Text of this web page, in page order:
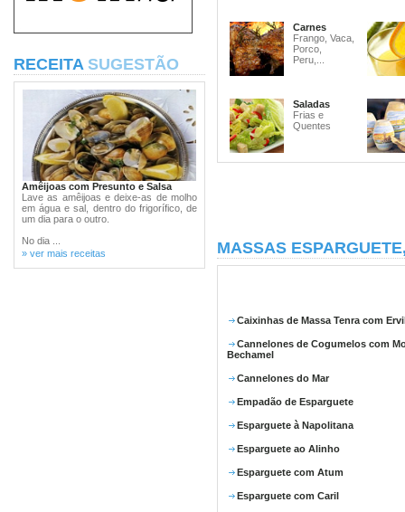
RECEITA SUGESTÃO
Amêijoas com Presunto e Salsa
Lave as amêijoas e deixe-as de molho
em água e sal, dentro do frigorífico, de
um dia para o outro.
No dia ...
» ver mais receitas
Carnes
Frango, Vaca,
Porco,
Peru,...
Saladas
Frias e
Quentes
MASSAS
Caixinhas de Massa Tenra com
Cannelones de Cogumelos com
Bechamel
Cannelones do Mar
Empadão de Esparguete
Esparguete à Napolitana
Esparguete ao Alinho
Esparguete com Atum
Esparguete com Caril